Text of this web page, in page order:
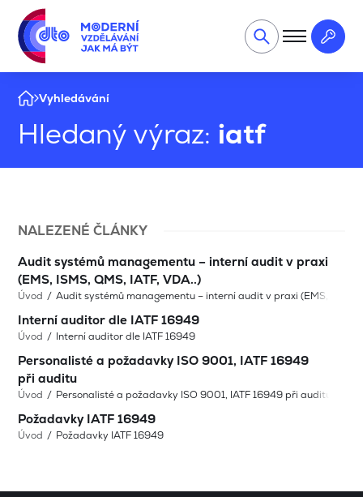
Vyhledávání
Hledaný výraz: iatf
NALEZENÉ ČLÁNKY
Audit systémů managementu – interní audit v praxi
(EMS, ISMS, QMS, IATF, VDA..)
Úvod Audit systémů managementu – interní audit v praxi (EMS, ISMS,
Interní auditor dle IATF 16949
Úvod Interní auditor dle IATF 16949
Personalisté a požadavky ISO 9001, IATF 16949
při auditu
Úvod Personalisté a požadavky ISO 9001, IATF 16949 při auditu
Požadavky IATF 16949
Úvod Požadavky IATF 16949